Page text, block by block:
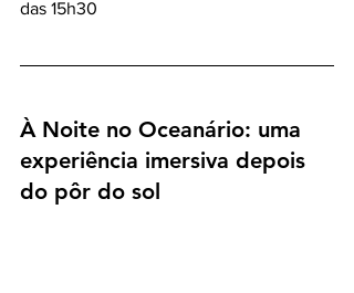
das 15h30
À Noite no Oceanário: uma
experiência imersiva depois
do pôr do sol